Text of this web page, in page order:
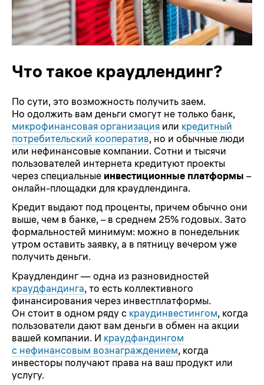
Что такое краудлендинг?
По сути, это возможность получить заем.
Но одолжить вам деньги смогут не только банк,
микрофинансовая организация или кредитный
потребительский кооператив, но и обычные люди
или нефинансовые компании. Сотни и тысячи
пользователей интернета кредитуют проекты
через специальные инвестиционные платформы –
онлайн-площадки для краудлендинга.
Кредит выдают под проценты, причем обычно они
выше, чем в банке, – в среднем 25% годовых. Зато
формальностей минимум: можно в понедельник
утром оставить заявку, а в пятницу вечером уже
получить деньги.
Краудлендинг — одна из разновидностей
краудфандинга, то есть коллективного
финансирования через инвестплатформы.
Он стоит в одном ряду с краудинвестингом, когда
пользователи дают вам деньги в обмен на акции
вашей компании. И краудфандингом
с нефинансовым вознаграждением, когда
инвесторы получают права на ваш продукт или
услугу.